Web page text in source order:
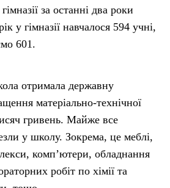
за останні два роки
у гімназії навчалося 594 учні,
601.
отримала державну
матеріально-технічної
гривень. Майже все
у школу. Зокрема, це меблі,
комп’ютери, обладнання
робіт по хімії та